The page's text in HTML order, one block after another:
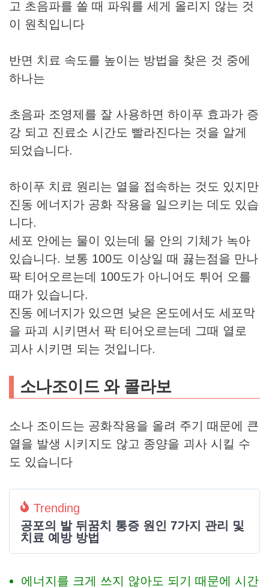
고 초음파를 쏠 때 파워를 세게 올리지 않는 것
이 원칙입니다
반면 치료 속도를 높이는 방법을 찾은 것 중에
하나는
초음파 조영제를 잘 사용하면 하이푸 효과가 증
강 되고 진료소 시간도 빨라진다는 것을 알게
되었습니다.
하이푸 치료 원리는 열을 접속하는 것도 있지만
진동 에너지가 공화 작용을 일으키는 데도 있습
니다.
세포 안에는 물이 있는데 물 안의 기체가 녹아
있습니다. 보통 100도 이상일 때 끓는점을 만나
팍 티어오르는데 100도가 아니어도 튀어 오를
때가 있습니다.
진동 에너지가 있으면 낮은 온도에서도 세포막
을 파괴 시키면서 팍 티어오르는데 그때 열로
괴사 시키면 되는 것입니다.
소나조이드 와 콜라보
소나 조이드는 공화작용을 올려 주기 때문에 큰
열을 발생 시키지도 않고 종양을 괴사 시킬 수
도 있습니다
Trending
공포의 발 뒤꿈치 통증 원인 7가지 관리 및
치료 예방 방법
에너지를 크게 쓰지 않아도 되기 때문에 시간